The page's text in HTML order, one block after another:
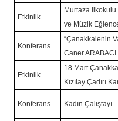
Etkinlik
Murtaza İlkokulu
ve Müzik
Konferans
“Çanakkalenin
Caner
Etkinlik
18 Mart
Kızılay Çadırı
Konferans Kadın Çalıştayı